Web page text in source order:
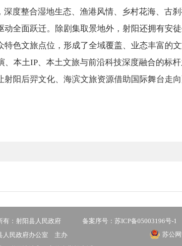
度整合湿地生态、渔港风情、乡村花海、古
全面跃迁。除剧集取景地外，射阳还拥有安
色文旅点位，形成了全域覆盖、业态丰富的文
土IP、本土文旅与前沿科技深度融合的标
阳后羿文化、海滨文旅资源借助国际舞台走
有：射阳县人民政府 备案序号：苏ICP备05003196号-1
人民政府办公室 主办
苏公